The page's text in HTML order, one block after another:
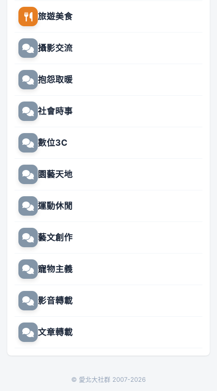
旅遊美食
攝影交流
抱怨取暖
社會時事
數位3C
園藝天地
運動休閒
藝文創作
寵物主義
影音轉載
文章轉載
© 愛北大社群 2007-2026